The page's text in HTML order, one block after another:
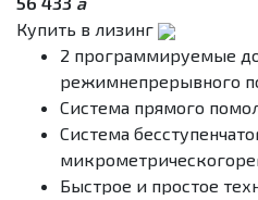
Купить в лизинг
2 программируемые
режимнепрерывного
Система прямого
Система
Быстрое и простое